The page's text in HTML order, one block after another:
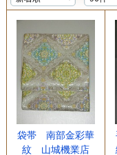
袋帯 南部金彩華
紋 山城機業店